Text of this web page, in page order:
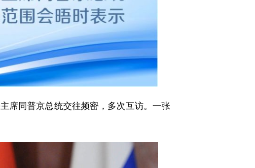
同普京总统交往频密，多次互访。一张